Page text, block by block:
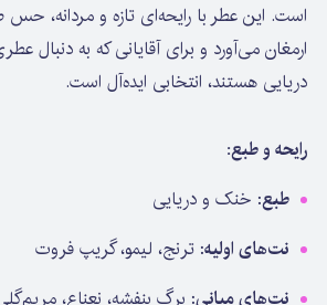
است. این عطر با رایحه‌ای تازه و مردانه، حس
ارمغان می‌آورد و برای آقایانی که به دنبال
دریایی هستند، انتخابی ایده‌آل است.
رایحه و طبع:
طبع: خنک و دریایی
نت‌های اولیه: ترنج، لیمو، گریپ فروت